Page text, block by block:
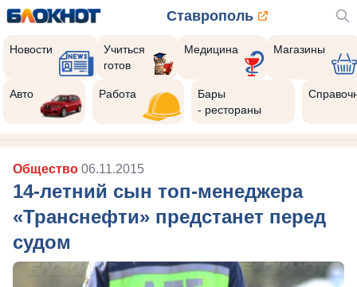
Ставрополь
Новости
Учиться
готов
Медицина Магазины
Авто Работа
Бары
- рестораны
Общество 06.11.2015
14-летний сын топ-менеджера
«Транснефти» предстанет перед
судом